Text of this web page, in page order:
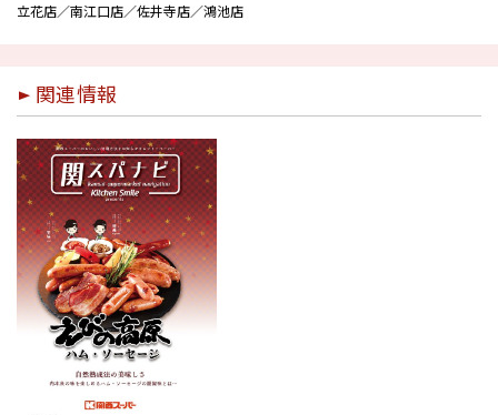
立花店／南江口店／佐井寺店／鴻池店
関連情報